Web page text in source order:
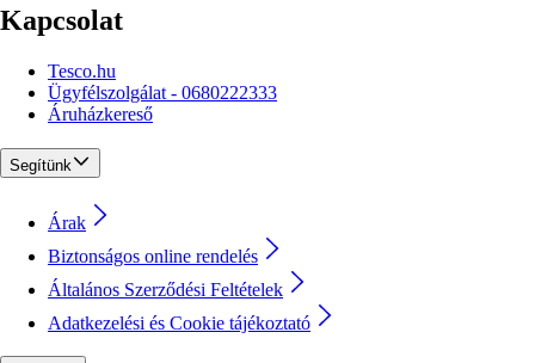
Kapcsolat
Tesco.hu
Ügyfélszolgálat - 0680222333
Áruházkereső
Segítünk
Árak
Biztonságos online rendelés
Általános Szerződési Feltételek
Adatkezelési és Cookie tájékoztató